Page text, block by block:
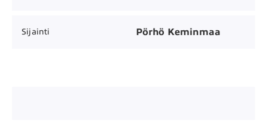
Sijainti Pörhö Keminmaa